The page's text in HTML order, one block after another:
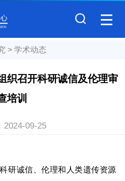
> 学术动态
织召开科研诚信及伦理审
培训
2024-09-25
研诚信、伦理和人类遗传资源